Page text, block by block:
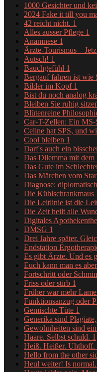
1000 Gesichter und
2024 Fake it till you
42 reicht nicht. 1
Alles ausser Pflege 1
Anamnese 1
Ärzte-Tourismus –
Autsch! 1
Bauchgefühl 1
Bergauf fahren ist wie
Bilder im Kopf 1
Bist du noch analog
Bleiben Sie ruhig
Blütenreine
Car-T-Zellen: Ein MS-
Celine hat SPS, und
Cool bleiben 1
Darf's auch ein
Das Dilemma mit dem
Das Gute im
Das Märchen vom
Diagnose: diplomatisch
Die Kühlschrankmaus
Die Leitlinie ist die
Die Zeit heilt alle
Digitales
DMSG 1
Drei Jahre später.
Endstation
Es gibt Ärzte. Und es
Euch kann man es
Fortschritt oder
Friss oder stirb 1
Früher war mehr
Funktionsanzug oder
Gemischte Tüte 1
Generika sind
Gewohnheiten sind
Haare. Selbst schuld. 1
Heiß. Heißer. Uhthoff.
Hello from the other
Heul weiter! Is normal.